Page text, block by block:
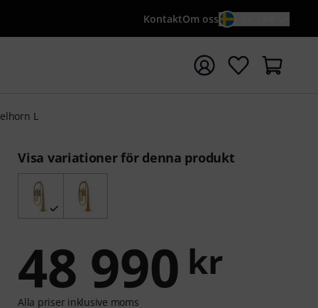
KontaktOm oss
sökningen med söktermen {searchTerm}
L
Visa variationer för denna produkt
48 990 kr
Alla priser inklusive moms